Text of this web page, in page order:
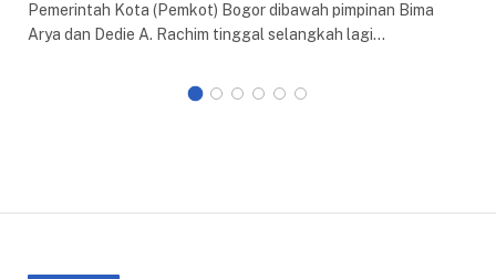
Pemerintah Kota (Pemkot) Bogor dibawah pimpinan Bima
Arya dan Dedie A. Rachim tinggal selangkah lagi…